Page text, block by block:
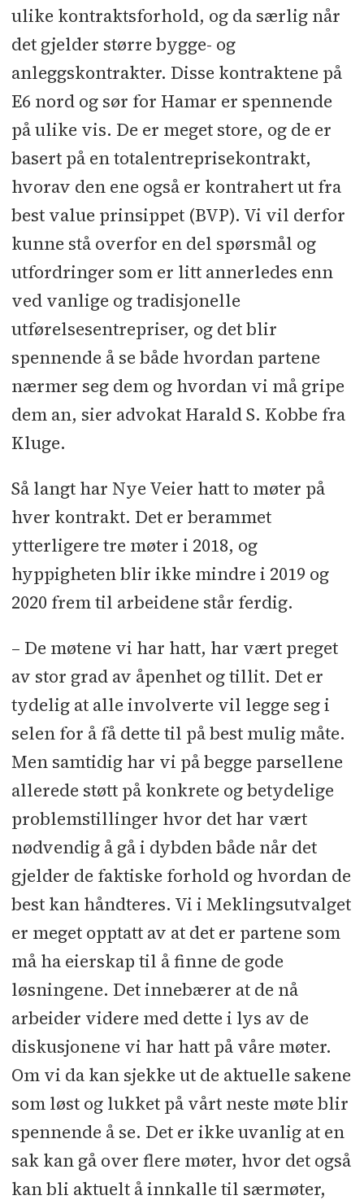
ulike kontraktsforhold, og da særlig når
det gjelder større bygge- og
anleggskontrakter. Disse kontraktene på
E6 nord og sør for Hamar er spennende
på ulike vis. De er meget store, og de er
basert på en totalentreprisekontrakt,
hvorav den ene også er kontrahert ut fra
best value prinsippet (BVP). Vi vil derfor
kunne stå overfor en del spørsmål og
utfordringer som er litt annerledes enn
ved vanlige og tradisjonelle
utførelsesentrepriser, og det blir
spennende å se både hvordan partene
nærmer seg dem og hvordan vi må gripe
dem an, sier advokat Harald S. Kobbe fra
Kluge.
Så langt har Nye Veier hatt to møter på
hver kontrakt. Det er berammet
ytterligere tre møter i 2018, og
hyppigheten blir ikke mindre i 2019 og
2020 frem til arbeidene står ferdig.
– De møtene vi har hatt, har vært preget
av stor grad av åpenhet og tillit. Det er
tydelig at alle involverte vil legge seg i
selen for å få dette til på best mulig måte.
Men samtidig har vi på begge parsellene
allerede støtt på konkrete og betydelige
problemstillinger hvor det har vært
nødvendig å gå i dybden både når det
gjelder de faktiske forhold og hvordan de
best kan håndteres. Vi i Meklingsutvalget
er meget opptatt av at det er partene som
må ha eierskap til å finne de gode
løsningene. Det innebærer at de nå
arbeider videre med dette i lys av de
diskusjonene vi har hatt på våre møter.
Om vi da kan sjekke ut de aktuelle sakene
som løst og lukket på vårt neste møte blir
spennende å se. Det er ikke uvanlig at en
sak kan gå over flere møter, hvor det også
kan bli aktuelt å innkalle til særmøter,